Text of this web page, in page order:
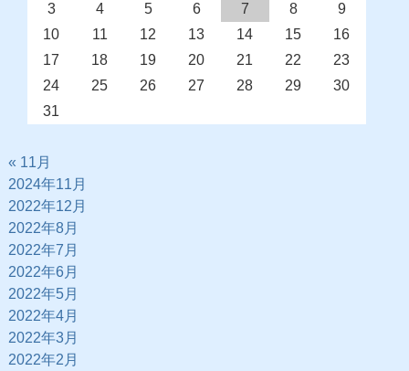
3
4 5 6 7 8
9
10
11 12 13 14 15
16
17
18 19 20 21 22
23
24
25 26 27 28 29
30
31
« 11月
2024年11月
2022年12月
2022年8月
2022年7月
2022年6月
2022年5月
2022年4月
2022年3月
2022年2月